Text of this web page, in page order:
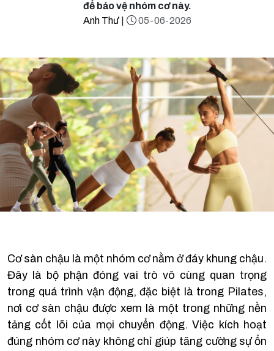
để bảo vệ nhóm cơ này.
Anh Thư
05-06-2026
Cơ sàn chậu là một nhóm cơ nằm ở đáy khung chậu.
Đây là bộ phận đóng vai trò vô cùng quan trọng
trong quá trình vận động, đặc biệt là trong Pilates,
nơi cơ sàn chậu được xem là một trong những nền
tảng cốt lõi của mọi chuyển động. Việc kích hoạt
đúng nhóm cơ này không chỉ giúp tăng cường sự ổn